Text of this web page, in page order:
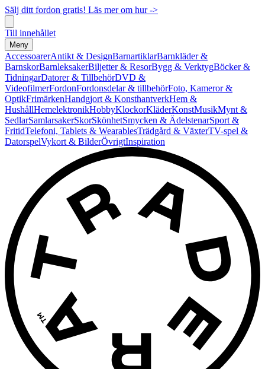
Sälj ditt fordon gratis! Läs mer om hur ->
Till innehållet
Meny
AccessoarerAntikt & DesignBarnartiklarBarnkläder &
BarnskorBarnleksakerBiljetter & ResorBygg & VerktygBöcker &
TidningarDatorer & TillbehörDVD &
VideofilmerFordonFordonsdelar & tillbehörFoto, Kameror &
OptikFrimärkenHandgjort & KonsthantverkHem &
HushållHemelektronikHobbyKlockorKläderKonstMusikMynt &
SedlarSamlarsakerSkorSkönhetSmycken & ÄdelstenarSport &
FritidTelefoni, Tablets & WearablesTrädgård & VäxterTV-spel &
DatorspelVykort & BilderÖvrigtInspiration